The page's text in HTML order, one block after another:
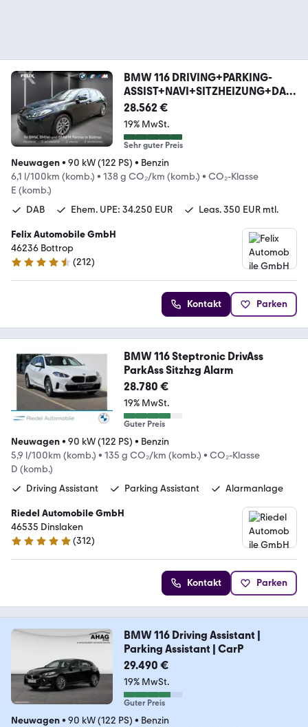
BMW 116 DRIVING+PARKING-
ASSIST+NAVI+SITZHEIZUNG+DAB
+
28.562 €
19% MwSt.
Sehr guter Preis
Neuwagen• 90 kW (122 PS) • Benzin
6,1 l/100km (komb.) • 138 g CO₂/km (komb.) • CO₂-Klasse
E (komb.)
DAB
Ehem. UPE: 34.250 EUR Leas. 350 EUR mtl.
Felix Automobile GmbH
46236 Bottrop
4.5 Sterne
(212)
Kontakt Parken
BMW 116 Steptronic DrivAss
ParkAss Sitzhzg Alarm
28.780 €
19% MwSt.
Guter Preis
Neuwagen• 90 kW (122 PS) • Benzin
5,9 l/100km (komb.) • 135 g CO₂/km (komb.) • CO₂-Klasse
D (komb.)
Driving Assistant
Parking Assistant Alarmanlage
Riedel Automobile GmbH
46535 Dinslaken
5 Sterne
(312)
Kontakt Parken
BMW 116 Driving Assistant |
Parking Assistant | CarP
29.490 €
19% MwSt.
Guter Preis
Neuwagen• 90 kW (122 PS) • Benzin